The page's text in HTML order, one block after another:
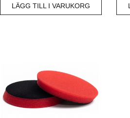
LÄGG TILL I VARUKORG